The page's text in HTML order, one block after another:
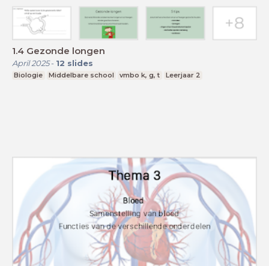
1.4 Gezonde longen
April 2025- 12 slides
Biologie Middelbare school vmbo k, g, t Leerjaar 2